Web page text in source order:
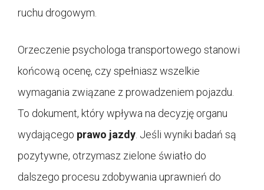
ruchu drogowym.
Orzeczenie psychologa transportowego stanowi
końcową ocenę, czy spełniasz wszelkie
wymagania związane z prowadzeniem pojazdu.
To dokument, który wpływa na decyzję organu
wydającego prawo jazdy . Jeśli wyniki badań są
pozytywne, otrzymasz zielone światło do
dalszego procesu zdobywania uprawnień do